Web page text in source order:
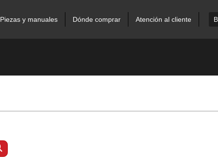
Piezas y manuales Dónde comprar Atención al cliente